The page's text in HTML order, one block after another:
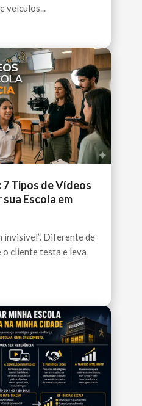
veículos...
Tipos de Vídeos
Escola em
invisível”. Diferente de
cliente testa e leva